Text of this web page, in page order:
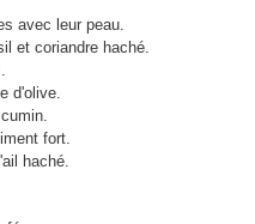
avec leur peau.
et coriandre haché.
d'olive.
fort.
haché.